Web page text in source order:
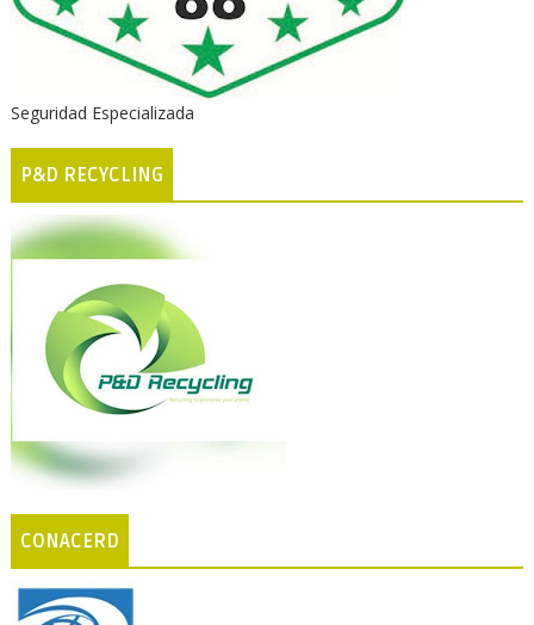
Seguridad Especializada
P&D RECYCLING
CONACERD